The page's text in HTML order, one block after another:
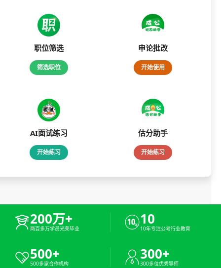
职位筛选
筛选职位
申论批改
开始使用
AI面试练习
开始练习
估分助手
开始练习
200万+
两百多万学员光荣毕业
10
10年专注公考行业教育
500+
500多家合作机构
300+
300多位优秀导师